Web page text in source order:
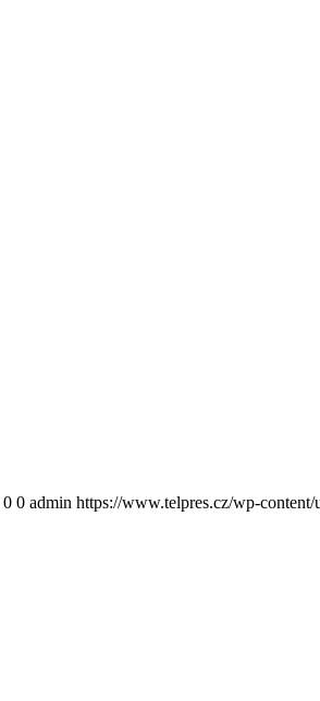
0 0 admin https://www.telpres.cz/wp-